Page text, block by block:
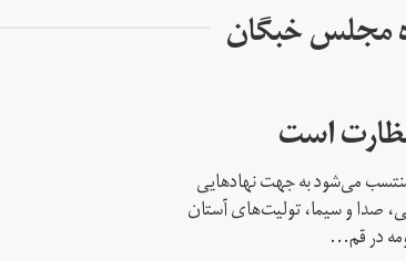
مجلس خبگان
است
می‌شود به جهت نهادهایی
صدا و سیما، تولیت‌های آستان
در قم...